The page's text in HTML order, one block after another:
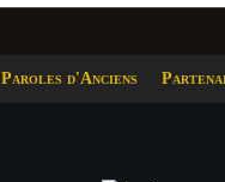
Paroles d'Anciens